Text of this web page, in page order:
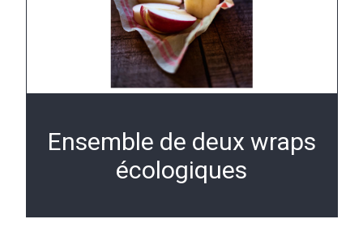
Ensemble de deux wraps
écologiques